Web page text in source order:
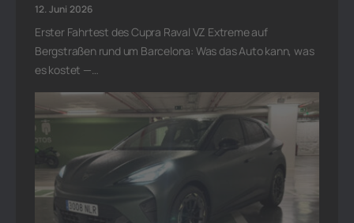
12. Juni 2026
Erster Fahrtest des Cupra Raval VZ Extreme auf
Bergstraßen rund um Barcelona: Was das Auto kann, was
es kostet —…